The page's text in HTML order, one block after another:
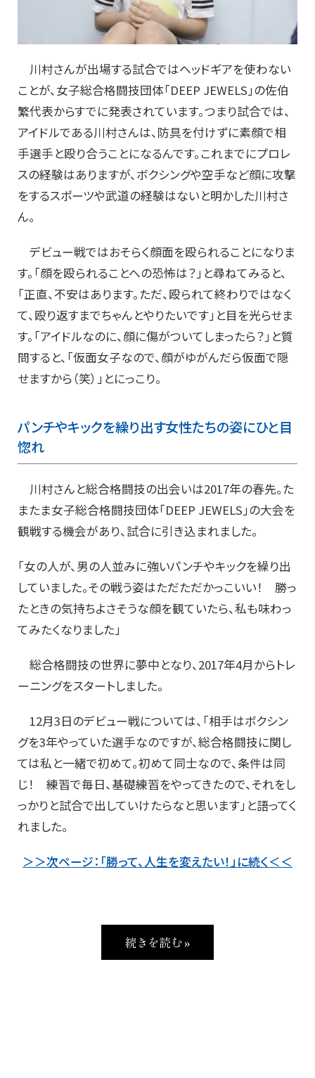
川村さんが出場する試合ではヘッドギアを使わない
ことが、女子総合格闘技団体「DEEP JEWELS」の佐伯
繁代表からすでに発表されています。つまり試合では、
アイドルである川村さんは、防具を付けずに素顔で相
手選手と殴り合うことになるんです。これまでにプロレ
スの経験はありますが、ボクシングや空手など顔に攻撃
をするスポーツや武道の経験はないと明かした川村さ
ん。
デビュー戦ではおそらく顔面を殴られることになりま
す。「顔を殴られることへの恐怖は？」と尋ねてみると、
「正直、不安はあります。ただ、殴られて終わりではなく
て、殴り返すまでちゃんとやりたいです」と目を光らせま
す。「アイドルなのに、顔に傷がついてしまったら？」と質
問すると、「仮面女子なので、顔がゆがんだら仮面で隠
せますから（笑）」とにっこり。
パンチやキックを繰り出す女性たちの姿にひと目
惚れ
川村さんと総合格闘技の出会いは2017年の春先。た
またま女子総合格闘技団体「DEEP JEWELS」の大会を
観戦する機会があり、試合に引き込まれました。
「女の人が、男の人並みに強いパンチやキックを繰り出
していました。その戦う姿はただただかっこいい！ 勝っ
たときの気持ちよさそうな顔を観ていたら、私も味わっ
てみたくなりました」
総合格闘技の世界に夢中となり、2017年4月からトレ
ーニングをスタートしました。
12月3日のデビュー戦については、「相手はボクシン
グを3年やっていた選手なのですが、総合格闘技に関し
ては私と一緒で初めて。初めて同士なので、条件は同
じ！ 練習で毎日、基礎練習をやってきたので、それをし
っかりと試合で出していけたらなと思います」と語ってく
れました。
＞＞次ページ：「勝って、人生を変えたい！」に続く＜＜
続きを読む »